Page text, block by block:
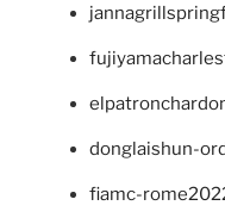
donglaishun-
fiamc-